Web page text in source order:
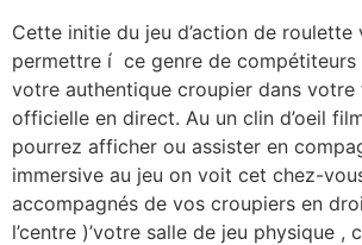
Cette initie du jeu d’action de roulette
permettre í ce genre de compétiteurs
votre authentique croupier dans votre
officielle en direct. Au un clin d’oeil
pourrez afficher ou assister en
immersive au jeu on voit cet chez-
accompagnés de vos croupiers en
l’centre )’votre salle de jeu physique